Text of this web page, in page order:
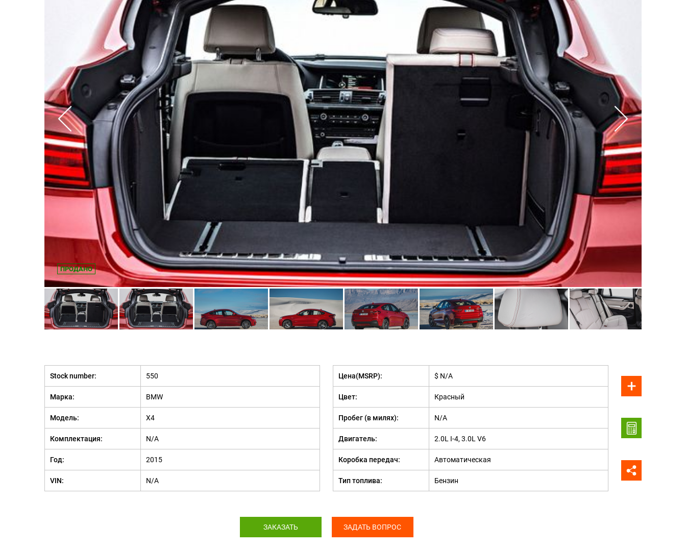
ПРОДАНО
Stock number: 550
Марка: BMW
Модель: X4
Комплектация: N/A
Год: 2015
VIN: N/A
Цена(MSRP): $ N/A
Цвет: Красный
Пробег (в милях): N/A
Двигатель: 2.0L I-4, 3.0L V6
Коробка передач: Автоматическая
Тип топлива: Бензин
ЗАКАЗАТЬ ЗАДАТЬ ВОПРОС